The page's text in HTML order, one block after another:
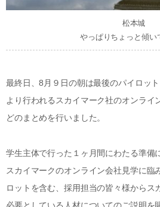
松本城
やっぱりちょっと傾い
最終日、8月９日の朝は最後のパイロッ
より行われるスカイマーク社のオンライ
どのまとめを行いました。
学生主体で行った１ヶ月間にわたる準備
スカイマークのオンライン会社見学に臨
ロットを含む、採用担当の皆々様からス
必要としている人材についてのご説明を